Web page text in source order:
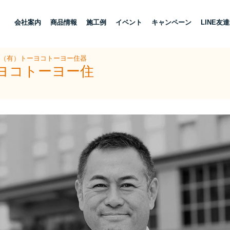
会社案内 商品情報 施工例 イベント キャンペーン LINE友
有）トーヨコトーヨー住器
コトーヨー住